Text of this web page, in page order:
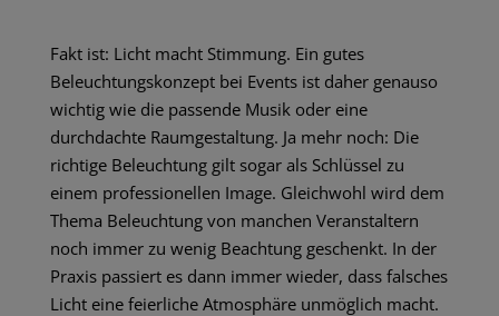
Fakt ist: Licht macht Stimmung. Ein gutes
Beleuchtungskonzept bei Events ist daher genauso
wichtig wie die passende Musik oder eine
durchdachte Raumgestaltung. Ja mehr noch: Die
richtige Beleuchtunggilt sogar als Schlüssel zu
einem professionellen Image. Gleichwohl wird dem
Thema Beleuchtungvon manchen Veranstaltern
noch immer zu wenig Beachtung geschenkt. In der
Praxis passiert es dann immer wieder, dass falsches
Licht eine feierliche Atmosphäre unmöglich macht.